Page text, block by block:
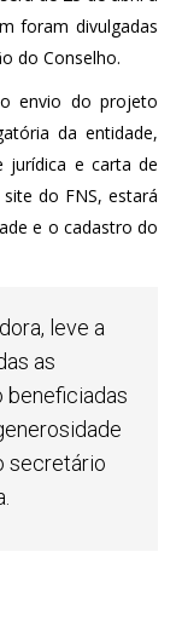
foram divulgadas
do Conselho.
envio do projeto
da entidade,
jurídica e carta de
do FNS, estará
e o cadastro do
leve a
as
beneficiadas
secretário